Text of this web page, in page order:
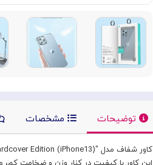
توضیحات مشخصات
کاور شفاف مدل "AA-155 Soft and Jane Series Hardcover Edition (iPhone13)" از برند خوب "توتو TOTU"